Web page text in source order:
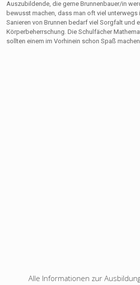
Auszubildende, die gerne Brunnenbauer/in
bewusst machen, dass man oft viel unterwegs
Sanieren von Brunnen bedarf viel Sorgfalt und
Körperbeherrschung. Die Schulfächer
sollten einem im Vorhinein schon Spaß
Alle Informationen zur